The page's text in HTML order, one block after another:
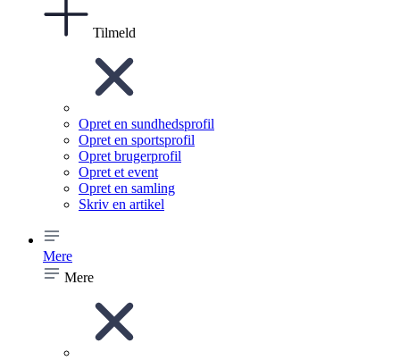
Tilmeld
Opret en sundhedsprofil
Opret en sportsprofil
Opret brugerprofil
Opret et event
Opret en samling
Skriv en artikel
Mere
Mere